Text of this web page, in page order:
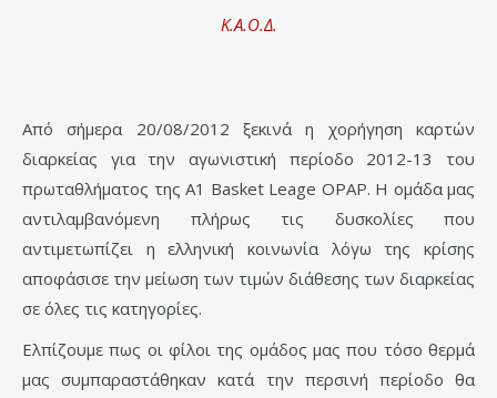
Κ.Α.Ο.Δ.
Από σήμερα 20/08/2012 ξεκινά η χορήγηση καρτών
διαρκείας για την αγωνιστική περίοδο 2012-13 του
πρωταθλήματος της Α1 Basket Leage OPAP. Η ομάδα μας
αντιλαμβανόμενη πλήρως τις δυσκολίες που
αντιμετωπίζει η ελληνική κοινωνία λόγω της κρίσης
αποφάσισε την μείωση των τιμών διάθεσης των διαρκείας
σε όλες τις κατηγορίες.
Ελπίζουμε πως οι φίλοι της ομάδος μας που τόσο θερμά
μας συμπαραστάθηκαν κατά την περσινή περίοδο θα